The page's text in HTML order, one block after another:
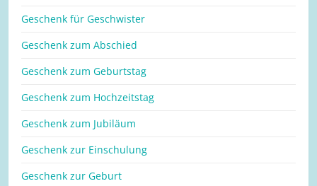
Geschenk für Geschwister
Geschenk zum Abschied
Geschenk zum Geburtstag
Geschenk zum Hochzeitstag
Geschenk zum Jubiläum
Geschenk zur Einschulung
Geschenk zur Geburt